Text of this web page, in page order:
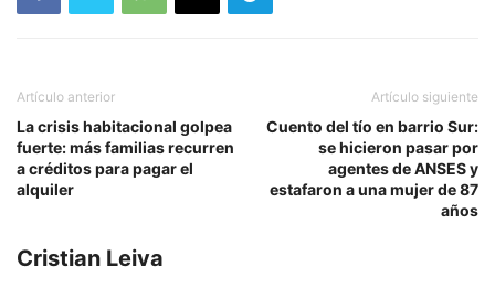
Artículo anterior
La crisis habitacional golpea
fuerte: más familias recurren
a créditos para pagar el
alquiler
Artículo siguiente
Cuento del tío en barrio Sur:
se hicieron pasar por
agentes de ANSES y
estafaron a una mujer de 87
años
Cristian Leiva